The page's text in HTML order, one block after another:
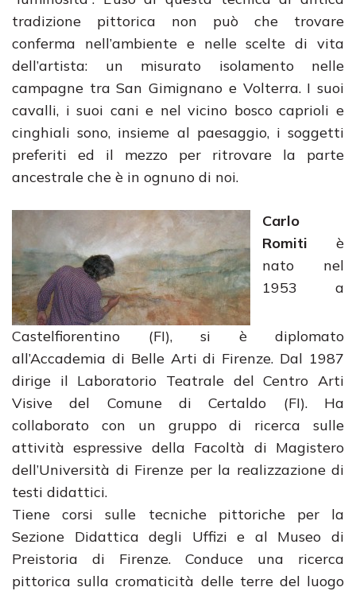
tradizione pittorica non può che trovare
conferma nell’ambiente e nelle scelte di vita
dell’artista: un misurato isolamento nelle
campagne tra San Gimignano e Volterra. I suoi
cavalli, i suoi cani e nel vicino bosco caprioli e
cinghiali sono, insieme al paesaggio, i soggetti
preferiti ed il mezzo per ritrovare la parte
ancestrale che è in ognuno di noi.
Carlo
Romiti è
nato nel
1953 a
Castelfiorentino (FI), si è diplomato
all’Accademia di Belle Arti di Firenze. Dal 1987
dirige il Laboratorio Teatrale del Centro Arti
Visive del Comune di Certaldo (FI). Ha
collaborato con un gruppo di ricerca sulle
attività espressive della Facoltà di Magistero
dell’Università di Firenze per la realizzazione di
testi didattici.
Tiene corsi sulle tecniche pittoriche per la
Sezione Didattica degli Uffizi e al Museo di
Preistoria di Firenze. Conduce una ricerca
pittorica sulla cromaticità delle terre del luogo